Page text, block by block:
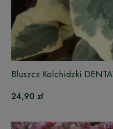
Bluszcz Kolchidzki
24,90 zł